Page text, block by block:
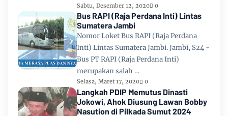
Sabtu, Desember 12, 2020 0
Bus RAPI (Raja Perdana Inti) Lintas
Sumatera Jambi
Nomor Loket Bus RAPI (Raja Perdana
Inti) Lintas Sumatera Jambi. Jambi, S24 -
Bus PT RAPI (Raja Perdana Inti)
merupakan salah …
Selasa, Maret 17, 2020 0
Langkah PDIP Memutus Dinasti
Jokowi, Ahok Diusung Lawan Bobby
Nasution di Pilkada Sumut 2024